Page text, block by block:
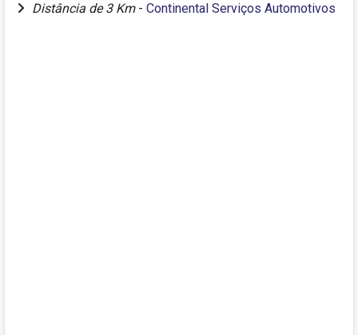
Distância de 3 Km - Continental Serviços Automotivos